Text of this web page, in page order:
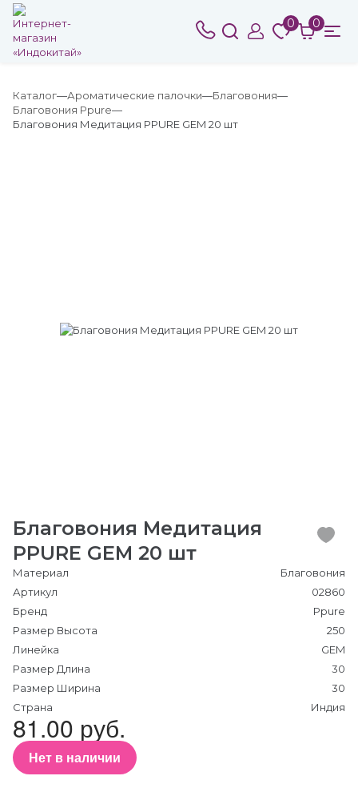
0 0
Каталог Ароматические палочки
Благовония
Благовония Ppure
Благовония Медитация PPURE GEM 20 шт
Благовония Медитация
PPURE GEM 20 шт
Материал
Благовония
Артикул
02860
Бренд
Ppure
Размер Высота
250
Линейка
GEM
Размер Длина
30
Размер Ширина
30
Страна
Индия
81.00 руб.
Нет в наличии